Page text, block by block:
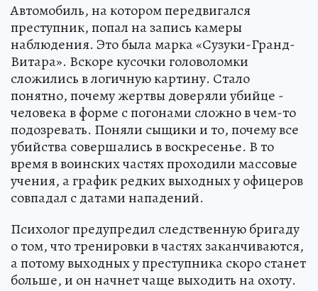
Автомобиль, на котором передвигался
преступник, попал на запись камеры
наблюдения. Это была марка «Сузуки-Гранд-
Витара». Вскоре кусочки головоломки
сложились в логичную картину. Стало
понятно, почему жертвы доверяли убийце -
человека в форме с погонами сложно в чем-то
подозревать. Поняли сыщики и то, почему все
убийства совершались в воскресенье. В то
время в воинских частях проходили массовые
учения, а график редких выходных у офицеров
совпадал с датами нападений.
Психолог предупредил следственную бригаду
о том, что тренировки в частях заканчиваются,
а потому выходных у преступника скоро станет
больше, и он начнет чаще выходить на охоту.